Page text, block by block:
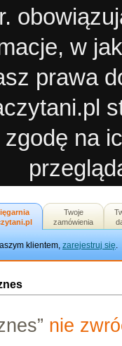
w
prawa
na
klientem, zarejestruj się.
Twoje
zamówienia
nie